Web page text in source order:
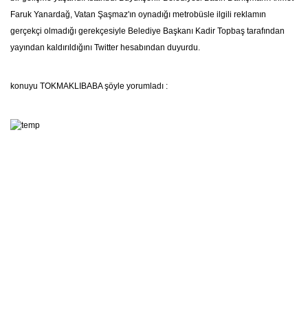
Faruk Yanardağ, Vatan Şaşmaz'ın oynadığı metrobüsle ilgili reklamın
gerçekçi olmadığı gerekçesiyle Belediye Başkanı Kadir Topbaş tarafından
yayından kaldırıldığını Twitter hesabından duyurdu.
konuyu TOKMAKLIBABA şöyle yorumladı :